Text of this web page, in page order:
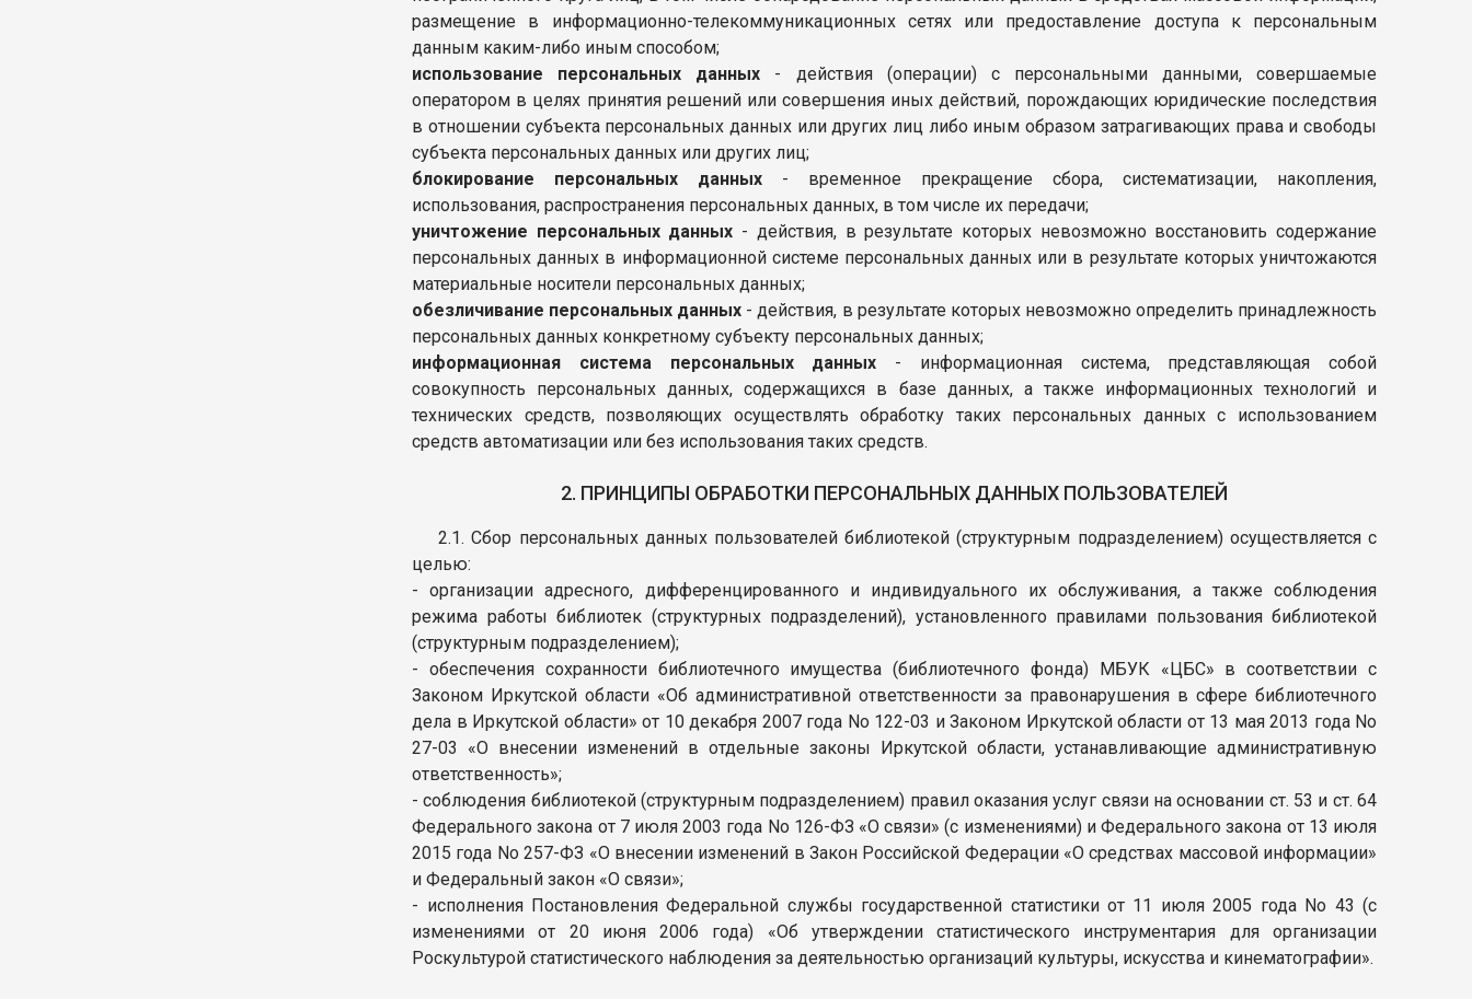
размещение в информационно-телекоммуникационных сетях или предоставление доступа к персональным
данным каким-либо иным способом;
использование персональных данных - действия (операции) с персональными данными, совершаемые
оператором в целях принятия решений или совершения иных действий, порождающих юридические последствия
в отношении субъекта персональных данных или других лиц либо иным образом затрагивающих права и свободы
субъекта персональных данных или других лиц;
блокирование персональных данных - временное прекращение сбора, систематизации, накопления,
использования, распространения персональных данных, в том числе их передачи;
уничтожение персональных данных - действия, в результате которых невозможно восстановить содержание
персональных данных в информационной системе персональных данных или в результате которых уничтожаются
материальные носители персональных данных;
обезличивание персональных данных - действия, в результате которых невозможно определить принадлежность
персональных данных конкретному субъекту персональных данных;
информационная система персональных данных - информационная система, представляющая собой
совокупность персональных данных, содержащихся в базе данных, а также информационных технологий и
технических средств, позволяющих осуществлять обработку таких персональных данных с использованием
средств автоматизации или без использования таких средств.
2. ПРИНЦИПЫ ОБРАБОТКИ ПЕРСОНАЛЬНЫХ ДАННЫХ ПОЛЬЗОВАТЕЛЕЙ
2.1. Сбор персональных данных пользователей библиотекой (структурным подразделением) осуществляется с
целью:
- организации адресного, дифференцированного и индивидуального их обслуживания, а также соблюдения
режима работы библиотек (структурных подразделений), установленного правилами пользования библиотекой
(структурным подразделением);
- обеспечения сохранности библиотечного имущества (библиотечного фонда) МБУК «ЦБС» в соответствии с
Законом Иркутской области «Об административной ответственности за правонарушения в сфере библиотечного
дела в Иркутской области» от 10 декабря 2007 года No 122-03 и Законом Иркутской области от 13 мая 2013 года No
27-03 «О внесении изменений в отдельные законы Иркутской области, устанавливающие административную
ответственность»;
- соблюдения библиотекой (структурным подразделением) правил оказания услуг связи на основании ст. 53 и ст. 64
Федерального закона от 7 июля 2003 года No 126-ФЗ «О связи» (с изменениями) и Федерального закона от 13 июля
2015 года No 257-ФЗ «О внесении изменений в Закон Российской Федерации «О средствах массовой информации»
и Федеральный закон «О связи»;
- исполнения Постановления Федеральной службы государственной статистики от 11 июля 2005 года No 43 (с
изменениями от 20 июня 2006 года) «Об утверждении статистического инструментария для организации
Роскультурой статистического наблюдения за деятельностью организаций культуры, искусства и кинематографии».